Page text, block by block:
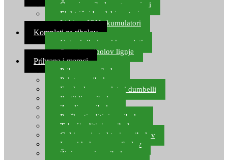
Čamci za ribolov, gumenjaci
Električni brodski motori
Lithium ION akumulatori
Kompleti za ribolov
Gotovi ribolovni kompleti
Setovi za ribolov lignje
Prihrana i mamci
Prihrana za ribolov
Pelete za ribolov
Feeder lovne pelete i dumbelli
Partikli za ribolov
Zemlja za ribolov
Praškasti aditivi za ribolov
Tekući aditivi za ribolov
Gel i sprej atraktori za ribolov
Lovni kukuruz za ribolov
Živi mamci za ribolov